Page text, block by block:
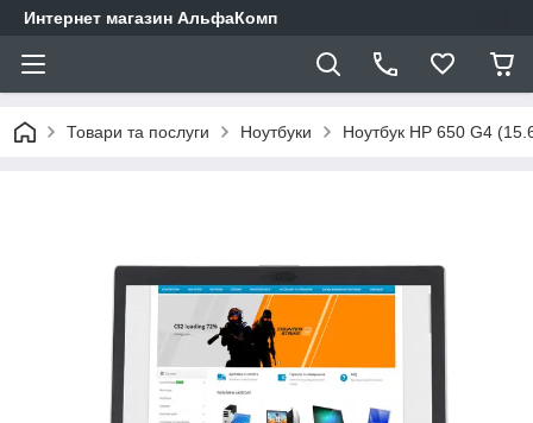
Интернет магазин АльфаКомп
Товари та послуги Ноутбуки Ноутбук HP 650 G4